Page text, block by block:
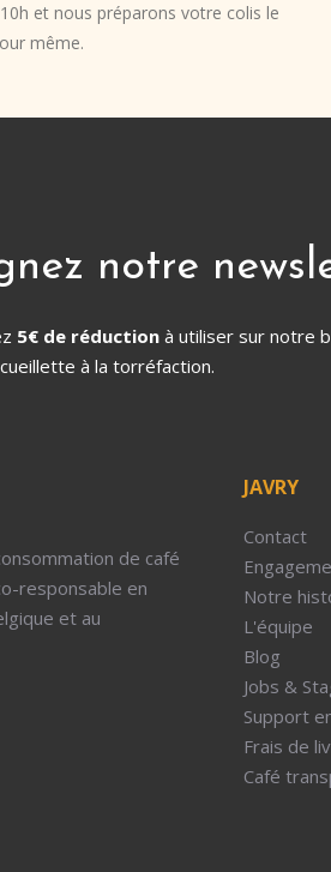
et nous préparons votre colis le
même.
notre
5€ de réduction à utiliser sur notre
à la torréfaction.
de café
responsable en
et au
JAVRY
Contact
Notre
L'équipe
Blog
Jobs &
Support
Frais de
Café